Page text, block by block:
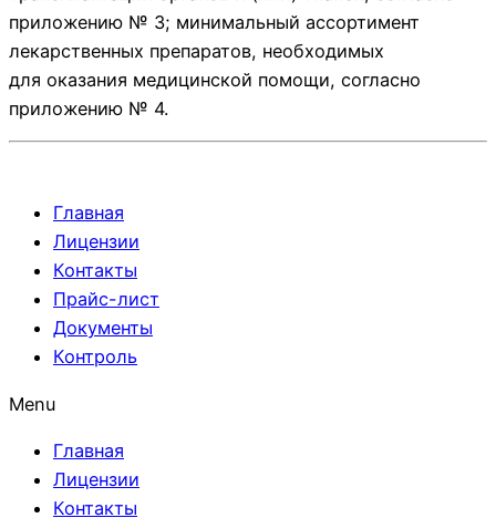
приложению № 3; минимальный ассортимент
лекарственных препаратов, необходимых
для оказания медицинской помощи, согласно
приложению № 4.
Главная
Лицензии
Контакты
Прайс-лист
Документы
Контроль
Menu
Главная
Лицензии
Контакты